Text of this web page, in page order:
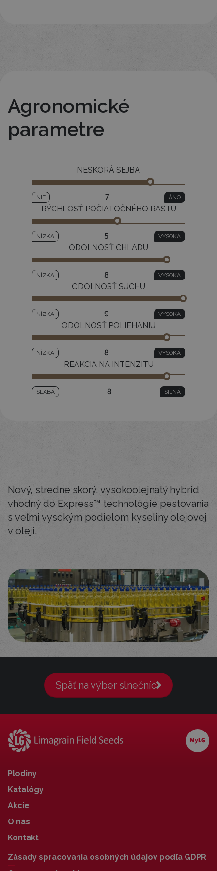
Agronomické
parametre
NESKORÁ SEJBA
NIE 7 ÁNO
RÝCHLOSŤ POČIATOČNÉHO RASTU
NÍZKA 5 VYSOKÁ
ODOLNOSŤ CHLADU
NÍZKA 8 VYSOKÁ
ODOLNOSŤ SUCHU
NÍZKA 9 VYSOKÁ
ODOLNOSŤ POLIEHANIU
NÍZKA 8 VYSOKÁ
REAKCIA NA INTENZITU
SLABÁ 8 SILNÁ
Nový, stredne skorý, vysokoolejnatý hybrid
vhodný do Express™ technológie pestovania
s veľmi vysokým podielom kyseliny olejovej
v oleji.
Späť na výber slnečníc
Plodiny
Katalógy
Akcie
O nás
Kontakt
Zásady spracovania osobných údajov podľa GDPR